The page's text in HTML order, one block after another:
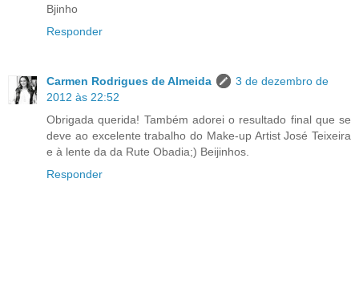
Bjinho
Responder
Carmen Rodrigues de Almeida
3 de dezembro de
2012 às 22:52
Obrigada querida! Também adorei o resultado final que se
deve ao excelente trabalho do Make-up Artist José Teixeira
e à lente da da Rute Obadia;) Beijinhos.
Responder